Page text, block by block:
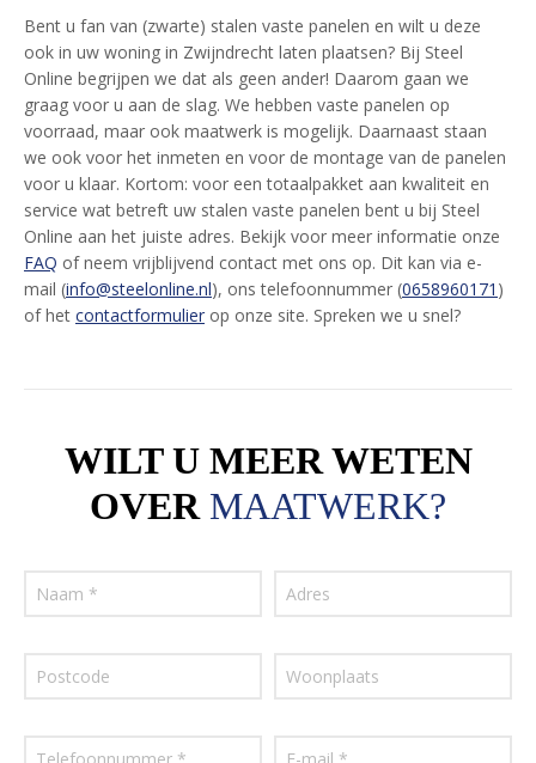
Bent u fan van (zwarte) stalen vaste panelen en wilt u deze
ook in uw woning in Zwijndrecht laten plaatsen? Bij Steel
Online begrijpen we dat als geen ander! Daarom gaan we
graag voor u aan de slag. We hebben vaste panelen op
voorraad, maar ook maatwerk is mogelijk. Daarnaast staan
we ook voor het inmeten en voor de montage van de panelen
voor u klaar. Kortom: voor een totaalpakket aan kwaliteit en
service wat betreft uw stalen vaste panelen bent u bij Steel
Online aan het juiste adres. Bekijk voor meer informatie onze
FAQ of neem vrijblijvend contact met ons op. Dit kan via e-
mail (info@steelonline.nl), ons telefoonnummer (0658960171 )
of het contactformulier op onze site. Spreken we u snel?
WILT U MEER WETEN
OVER MAATWERK?